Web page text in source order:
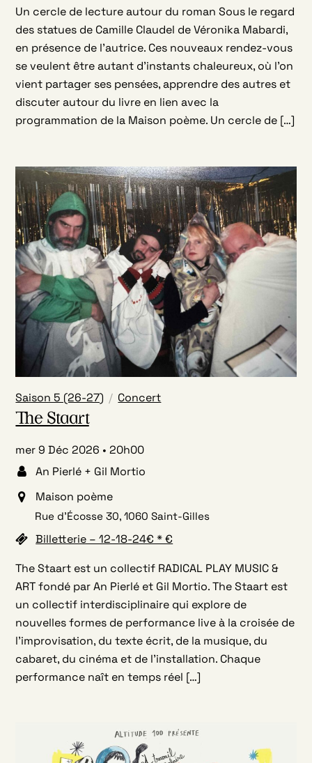
Un cercle de lecture autour du roman Sous le regard
des statues de Camille Claudel de Véronika Mabardi,
en présence de l’autrice. Ces nouveaux rendez-vous
se veulent être autant d’instants chaleureux, où l’on
vient partager ses pensées, apprendre des autres et
discuter autour du livre en lien avec la
programmation de la Maison poème. Un cercle de […]
Saison 5 (26-27) Concert
The Staart
mer 9 Déc 2026
20h00
An Pierlé + Gil Mortio
Maison poème
Rue d’Écosse 30, 1060 Saint-Gilles
Billetterie – 12-18-24€ * €
The Staart est un collectif RADICAL PLAY MUSIC &
ART fondé par An Pierlé et Gil Mortio. The Staart est
un collectif interdisciplinaire qui explore de
nouvelles formes de performance live à la croisée de
l’improvisation, du texte écrit, de la musique, du
cabaret, du cinéma et de l’installation. Chaque
performance naît en temps réel […]